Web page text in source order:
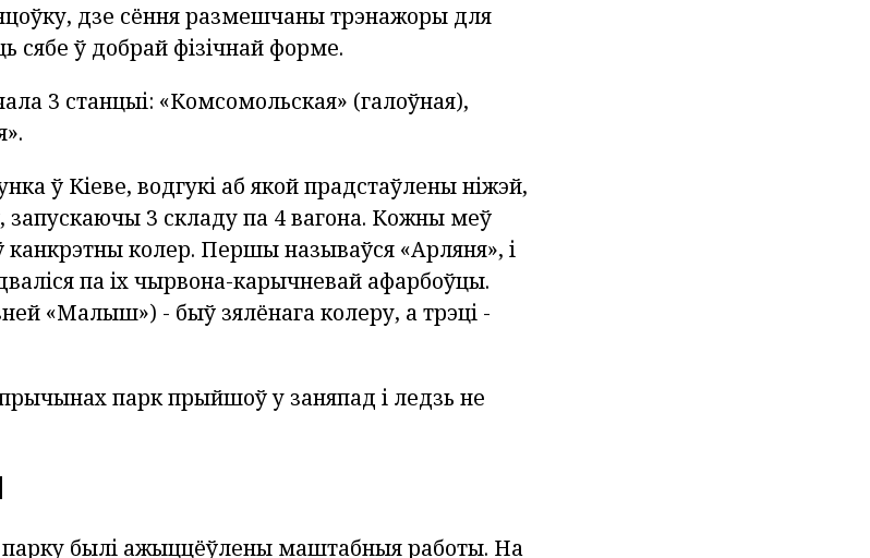
дзе сёння размешчаны трэнажоры для
ў добрай фізічнай форме.
3 станцыі: «Комсомольская» (галоўная),
ў Кіеве, водгукі аб якой прадстаўлены ніжэй,
запускаючы 3 складу па 4 вагона. Кожны меў
канкрэтны колер. Першы называўся «Арляня», і
па іх чырвона-карычневай афарбоўцы.
«Малыш») - быў зялёнага колеру, а трэці -
парк прыйшоў у заняпад і ледзь не
былі ажыццёўлены маштабныя работы. На